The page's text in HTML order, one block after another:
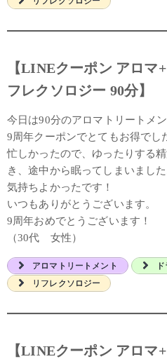
【LINEクーポン アロマ
フレクソロジー 90分】
今日は90分のアロマトリートメ
9周年クーポンでとてもお得でし
忙しかったので、ゆったりする
き、途中から眠ってしまいました
気持ちよかったです！
いつもありがとうございます。
9周年おめでとうございます！
（30代 女性）
アロマトリートメント
リフレクソロジー
【LINEクーポン アロマ